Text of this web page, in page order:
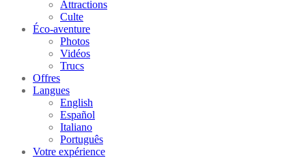
Attractions
Culte
Éco-aventure
Photos
Vidéos
Trucs
Offres
Langues
English
Español
Italiano
Português
Votre expérience